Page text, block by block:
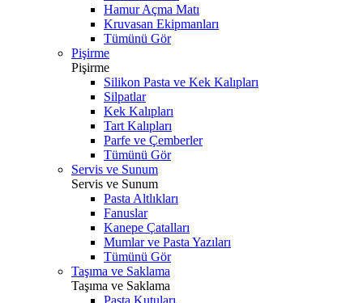
Hamur Açma Matı
Kruvasan Ekipmanları
Tümünü Gör
Pişirme
Pişirme
Silikon Pasta ve Kek Kalıpları
Silpatlar
Kek Kalıpları
Tart Kalıpları
Parfe ve Çemberler
Tümünü Gör
Servis ve Sunum
Servis ve Sunum
Pasta Altlıkları
Fanuslar
Kanepe Çatalları
Mumlar ve Pasta Yazıları
Tümünü Gör
Taşıma ve Saklama
Taşıma ve Saklama
Pasta Kutuları